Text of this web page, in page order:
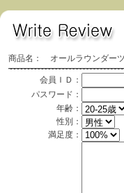
商品名： オールラウンダー
会員ＩＤ：
パスワード：
年齢：
性別：
満足度：